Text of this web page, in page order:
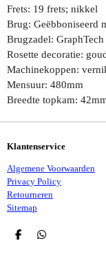
Frets: 19 frets; nikkel
Brug: Geëbboniseerd
Brugzadel:
Rosette decoratie:
Machinekoppen:
Mensuur: 480mm
Breedte topkam:
Klantenservice
Algemene Voorwaarden
Privacy Policy
Retourneren
Sitemap
D
D